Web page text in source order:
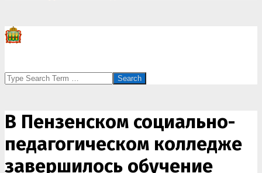
Search
В Пензенском социально-
педагогическом колледже
завершилось обучение